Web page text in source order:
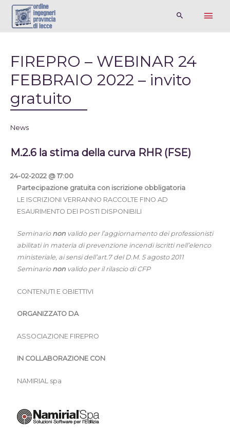
FIREPRO – WEBINAR 24
FEBBRAIO 2022 – invito
gratuito
News
M.2.6 la stima della curva RHR (FSE)
24-02-2022 @ 17:00
Partecipazione gratuita con iscrizione obbligatoria
LE ISCRIZIONI VERRANNO RACCOLTE FINO AD
ESAURIMENTO DEI POSTI DISPONIBILI
Seminario nonvalido per l’aggiornamento dei professionisti
abilitati in materia di prevenzione incendi iscritti nell’elenco
ministeriale, ai sensi dell’art.7 del D.M. 5 agosto 2011
Seminario nonvalido per il rilascio di CFP
CONTENUTI E OBIETTIVI
ORGANIZZATO DA
ASSOCIAZIONE FIREPRO
IN COLLABORAZIONE CON
NAMIRIAL spa